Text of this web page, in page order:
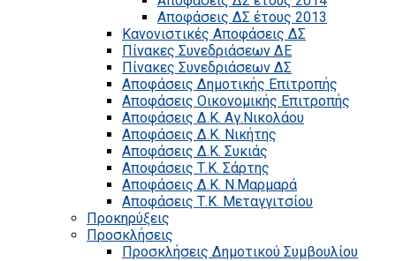
Αποφάσεις ΔΣ έτους 2013
Κανονιστικές Αποφάσεις ΔΣ
Πίνακες Συνεδριάσεων ΔΕ
Πίνακες Συνεδριάσεων ΔΣ
Αποφάσεις Δημοτικής Επιτροπής
Αποφάσεις Οικονομικής Επιτροπής
Αποφάσεις Δ.Κ. Αγ.Νικολάου
Αποφάσεις Δ.Κ. Νικήτης
Αποφάσεις Δ.Κ. Συκιάς
Αποφάσεις Τ.Κ. Σάρτης
Αποφάσεις Δ.Κ. Ν.Μαρμαρά
Αποφάσεις Τ.Κ. Μεταγγιτσίου
Προκηρύξεις
Προσκλήσεις
Προσκλήσεις Δημοτικού Συμβουλίου